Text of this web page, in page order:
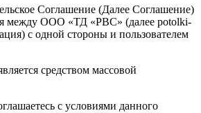
Соглашение (Далее Соглашение)
между ООО «ТД «РВС» (далее potolki-
с одной стороны и пользователем
средством массовой
с условиями данного